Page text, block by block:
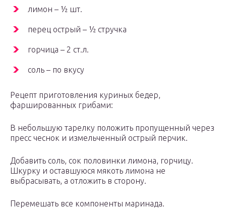
лимон – ½ шт.
перец острый – ½ стручка
горчица – 2 ст.л.
соль – по вкусу
Рецепт приготовления куриных бедер,
фаршированных грибами:
В небольшую тарелку положить пропущенный через
пресс чеснок и измельченный острый перчик.
Добавить соль, сок половинки лимона, горчицу.
Шкурку и оставшуюся мякоть лимона не
выбрасывать, а отложить в сторону.
Перемешать все компоненты маринада.